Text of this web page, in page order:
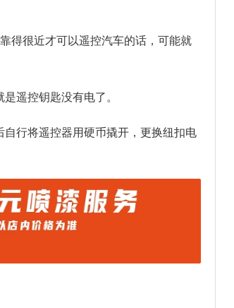
得很近才可以遥控汽车的话，可能就
遥控钥匙没有电了。
行将遥控器用硬币撬开，更换纽扣电